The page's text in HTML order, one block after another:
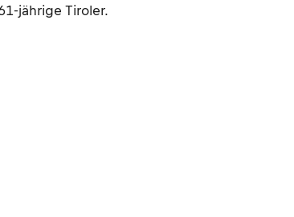
jährige Tiroler.